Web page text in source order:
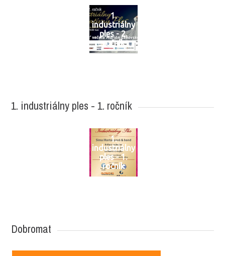
1.
industriálny
ples - 2.
ročník
1. industriálny ples - 1. ročník
1.
industriálny
ples - 1.
ročník
Dobromat